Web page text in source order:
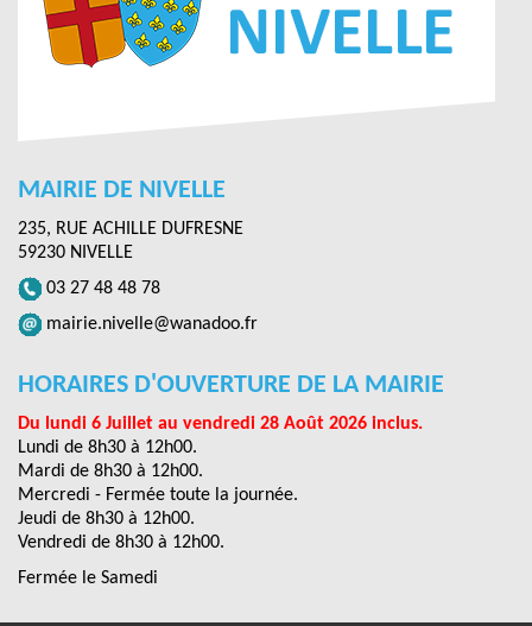
MAIRIE DE NIVELLE
235, RUE ACHILLE DUFRESNE
59230 NIVELLE
03 27 48 48 78
mairie.nivelle@wanadoo.fr
HORAIRES D'OUVERTURE DE LA MAIRIE
Du lundi 6 Juillet au vendredi 28 Août 2026 inclus.
Lundi de 8h30 à 12h00.
Mardi de 8h30 à 12h00.
Mercredi - Fermée toute la journée.
Jeudi de 8h30 à 12h00.
Vendredi de 8h30 à 12h00.
Fermée le Samedi